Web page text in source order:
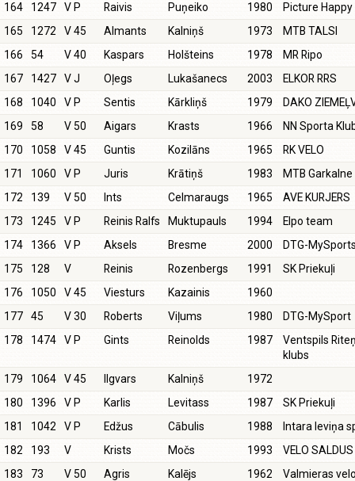
164
1247 V P Raivis Puņeiko 1980
Picture Happy
165
1272 V 45 Almants Kalniņš 1973
MTB TALSI
166
54 V 40 Kaspars Holšteins 1978
MR Ripo
167
1427 V J Oļegs Lukašanecs 2003
ELKOR RRS
168
1040 V P Sentis Kārkliņš 1979
DAKO
169
58 V 50 Aigars Krasts 1966
NN Sporta
170
1058 V 45 Guntis Kozilāns 1965
RK VELO
171
1060 V P Juris Krātiņš 1983
MTB Garkalne
172
139 V 50 Ints Celmaraugs 1965
AVE KURJERS
173
1245 V P Reinis Ralfs Muktupauls 1994
Elpo team
174
1366 V P Aksels Bresme 2000
DTG-
175
128 V Reinis Rozenbergs 1991
SK Priekuļi
176
1050 V 45 Viesturs Kazainis
1960
177
45 V 30 Roberts Viļums 1980
DTG-MySport
178
1474 V P Gints Reinolds 1987
Ventspils
klubs
179
1064 V 45 Ilgvars Kalniņš
1972
180
1396 V P Karlis Levitass 1987
SK Priekuļi
181
1042 V P Edžus Cābulis 1988
Intara Ieviņa
182
193 V Krists Močs 1993
VELO SALDUS
183
73 V 50 Agris Kalējs 1962
Valmieras